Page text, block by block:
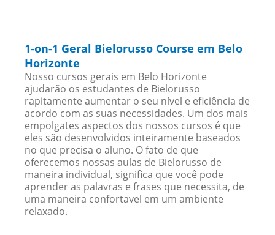
1-on-1 Geral Bielorusso Course em Belo
Horizonte
Nosso cursos gerais em Belo Horizonte
ajudarão os estudantes de Bielorusso
rapitamente aumentar o seu nível e eficiência de
acordo com as suas necessidades. Um dos mais
empolgates aspectos dos nossos cursos é que
eles são desenvolvidos inteiramente baseados
no que precisa o aluno. O fato de que
oferecemos nossas aulas de Bielorusso de
maneira individual, significa que você pode
aprender as palavras e frases que necessita, de
uma maneira confortavel em um ambiente
relaxado.